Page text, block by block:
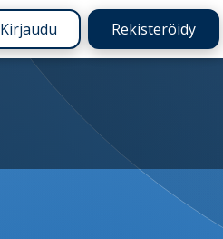
Kirjaudu Rekisteröidy